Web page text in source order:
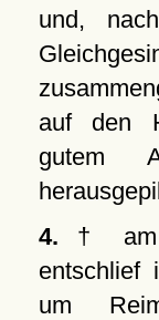
und,
auf den
gutem
4. † am
entschlief
um